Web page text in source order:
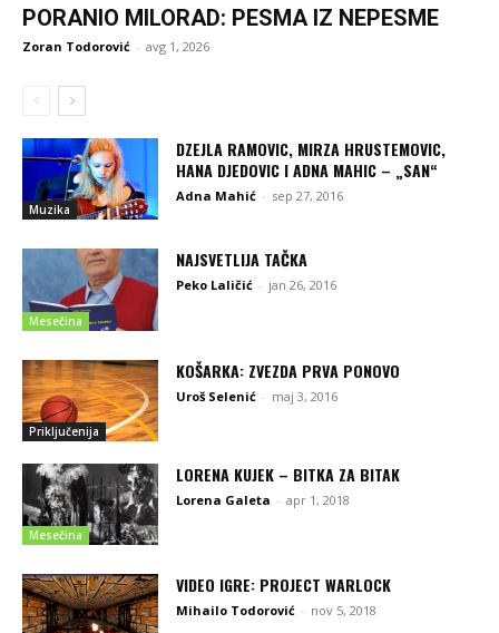
PORANIO MILORAD: PESMA IZ NEPESME
Zoran Todorović - avg 1, 2026
Muzika
DZEJLA RAMOVIC, MIRZA HRUSTEMOVIC,
HANA DJEDOVIC I ADNA MAHIC – „SAN“
Adna Mahić - sep 27, 2016
Mesečina
NAJSVETLIJA TAČKA
Peko Laličić - jan 26, 2016
Priključenija
KOŠARKA: ZVEZDA PRVA PONOVO
Uroš Selenić - maj 3, 2016
Mesečina
LORENA KUJEK – BITKA ZA BITAK
Lorena Galeta - apr 1, 2018
VIDEO IGRE: PROJECT WARLOCK
Mihailo Todorović - nov 5, 2018